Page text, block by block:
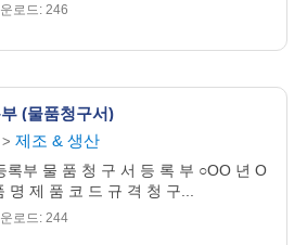
로드: 246
(물품청구서)
> 제조 & 생산
록부 물 품 청 구 서 등 록 부 ○OO 년 O
명 제 품 코 드 규 격 청 구...
로드: 244